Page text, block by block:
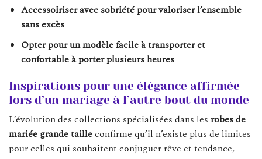
Accessoiriser avec sobriété pour valoriser l’ensemble
sans excès
Opter pour un modèle facile à transporter et
confortable à porter plusieurs heures
Inspirations pour une élégance affirmée
lors d’un mariage à l’autre bout du monde
L’évolution des collections spécialisées dans les robes de
mariée grande tailleconfirme qu’il n’existe plus de limites
pour celles qui souhaitent conjuguer rêve et tendance,